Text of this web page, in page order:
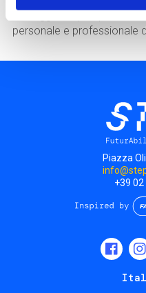
personale e professionale
Piazza
+39